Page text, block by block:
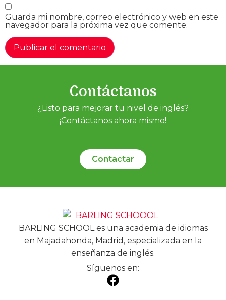
Guarda mi nombre, correo electrónico y web en este
navegador para la próxima vez que comente.
Contáctanos
¿Listo para mejorar tu nivel de inglés?
¡Contáctanos ahora mismo!
Contactar
BARLING SCHOOL es una academia de idiomas
en Majadahonda, Madrid, especializada en la
enseñanza de inglés.
Síguenos en: